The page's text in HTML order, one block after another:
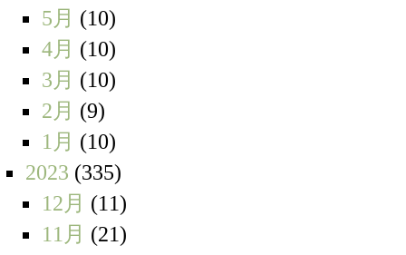
5月 (10)
4月 (10)
3月 (10)
2月 (9)
1月 (10)
2023 (335)
12月 (11)
11月 (21)